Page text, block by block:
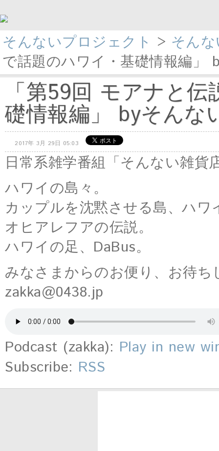
そんないプロジェクト > そん
で話題のハワイ・基礎情報編」
「第59回 モアナと
礎情報編」 byそんな
2017年 3月 29日 05:03
日常系雑学番組「そんない雑
ハワイの島々。
カップルを沈黙させる島、ハワ
オヒアレフアの伝説。
ハワイの足、DaBus。
みなさまからのお便り、お待ち
zakka@0438.jp
Podcast (zakka): Play in new
Subscribe: RSS